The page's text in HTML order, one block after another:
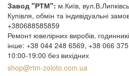
Завод "РТМ": м.Київ,
Купівля, обмін та індивідуальні
+380688585859
Ремонт ювелірних виробів,
інше: +38 044 248 6569, +38 066
10:00-19:00 без вихідних
shop@rtm-zoloto.com.ua